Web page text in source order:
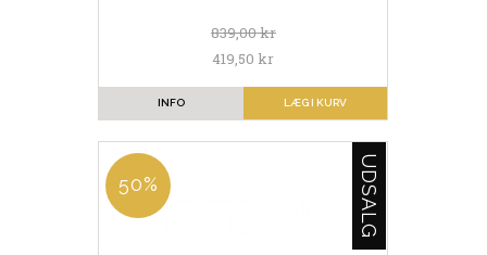
839,00 kr
419,50 kr
LÆG I KURV
INFO
50% UDSALG